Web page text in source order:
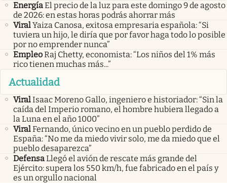
EnergíaEl precio de la luz para este domingo 9 de agosto
de 2026: en estas horas podrás ahorrar más
ViralYaiza Canosa, exitosa empresaria española: “Si
tuviera un hijo, le diría que por favor haga todo lo posible
por no emprender nunca”
EmpleoRaj Chetty, economista: “Los niños del 1% más
rico tienen muchas más...”
Actualidad
ViralIsaac Moreno Gallo, ingeniero e historiador: “Sin la
caída del Imperio romano, el hombre hubiera llegado a
la Luna en el año 1000”
ViralFernando, único vecino en un pueblo perdido de
España: “No me da miedo vivir solo, me da miedo que el
pueblo desaparezca”
DefensaLlegó el avión de rescate más grande del
Ejército: supera los 550 km/h, fue fabricado en el país y
es un orgullo nacional